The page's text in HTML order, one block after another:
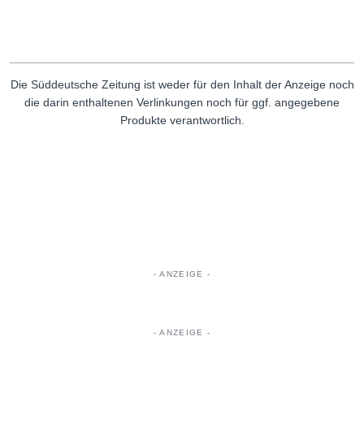
Die Süddeutsche Zeitung ist weder für den Inhalt der Anzeige noch
die darin enthaltenen Verlinkungen noch für ggf. angegebene
Produkte verantwortlich.